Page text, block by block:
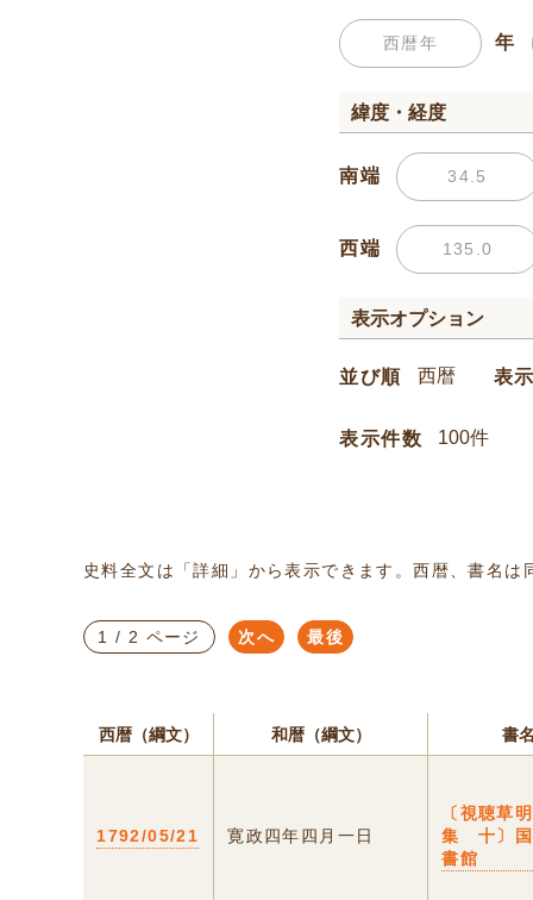
年
緯度・経度
南端
西端
表示オプション
並び順 表
表示件数
史料全文は「詳細」から表示できます。西暦、書名
1 / 2 ページ 次へ 最後
西暦（綱文） 和暦（綱文） 書
1792/05/21 寛政四年四月一日
〔視聴草
集 十〕国
書館